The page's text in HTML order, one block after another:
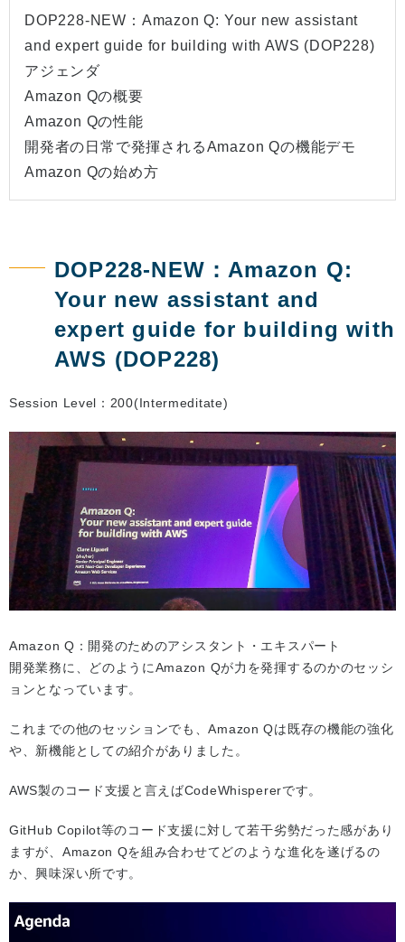
DOP228-NEW：Amazon Q: Your new assistant
and expert guide for building with AWS (DOP228)
アジェンダ
Amazon Qの概要
Amazon Qの性能
開発者の日常で発揮されるAmazon Qの機能デモ
Amazon Qの始め方
DOP228-NEW：Amazon Q:
Your new assistant and
expert guide for building with
AWS (DOP228)
Session Level：200(Intermeditate)
Amazon Q：開発のためのアシスタント・エキスパート
開発業務に、どのようにAmazon Qが力を発揮するのかのセッシ
ョンとなっています。
これまでの他のセッションでも、Amazon Qは既存の機能の強化
や、新機能としての紹介がありました。
AWS製のコード支援と言えばCodeWhispererです。
GitHub Copilot等のコード支援に対して若干劣勢だった感があり
ますが、Amazon Qを組み合わせてどのような進化を遂げるの
か、興味深い所です。